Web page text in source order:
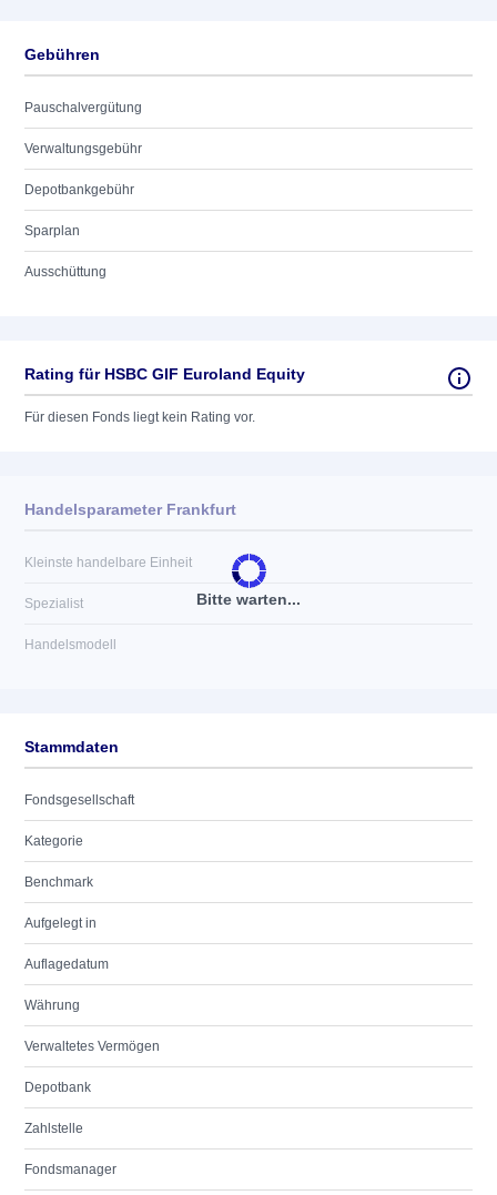
Gebühren
Pauschalvergütung
Verwaltungsgebühr
Depotbankgebühr
Sparplan
Ausschüttung
Rating für HSBC GIF Euroland Equity
Für diesen Fonds liegt kein Rating vor.
Bitte warten...
Handelsparameter Frankfurt
Kleinste handelbare Einheit
Spezialist
Handelsmodell
Stammdaten
Fondsgesellschaft
Kategorie
Benchmark
Aufgelegt in
Auflagedatum
Währung
Verwaltetes Vermögen
Depotbank
Zahlstelle
Fondsmanager